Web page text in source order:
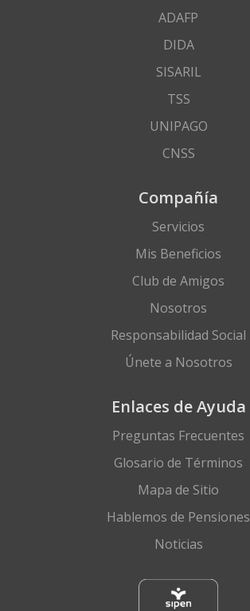
ADAFP
DIDA
SISARIL
TSS
UNIPAGO
CNSS
Compañía
Servicios
Mis Beneficios
Club de Amigos
Nosotros
Responsabilidad Social
Únete a Nosotros
Enlaces de Ayuda
Preguntas Frecuentes
Glosario de Términos
Mapa de Sitio
Hablemos de Pensiones
Noticias